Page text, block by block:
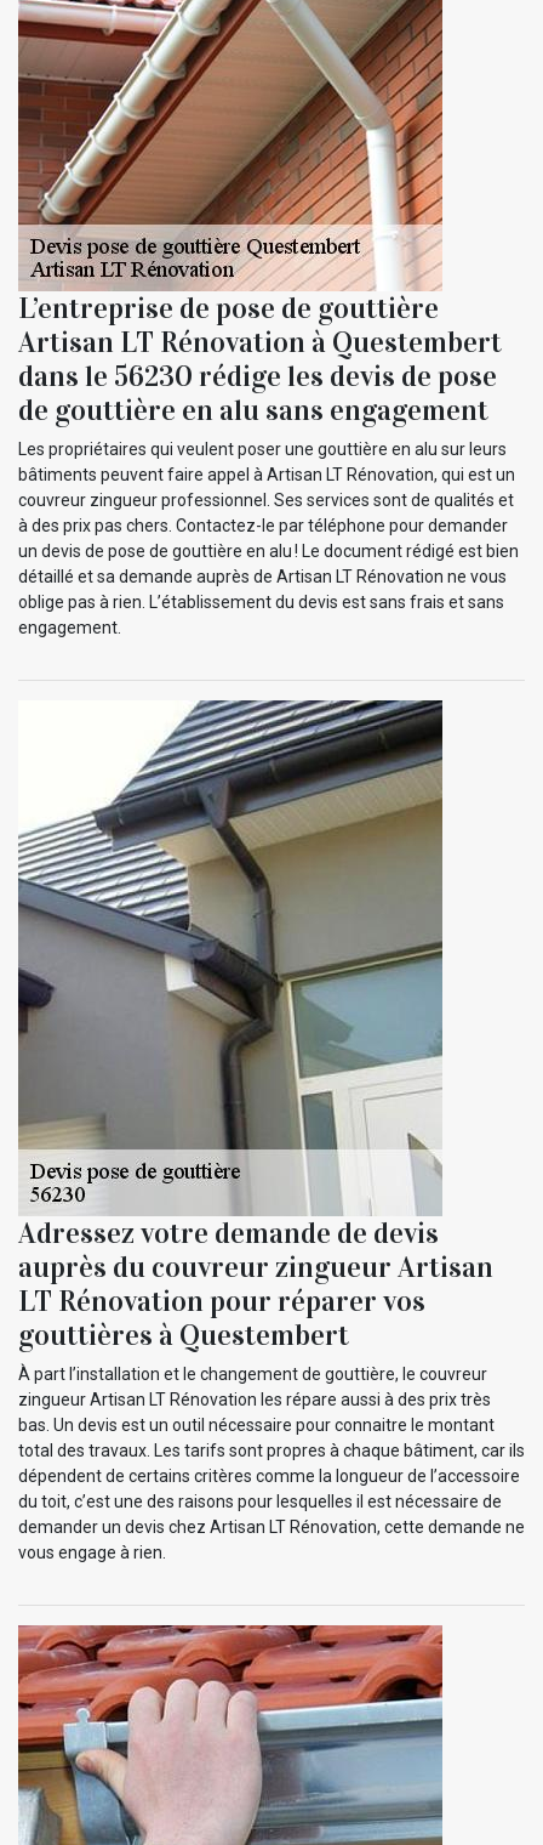
L’entreprise de pose de gouttière
Artisan LT Rénovation à Questembert
dans le 56230 rédige les devis de pose
de gouttière en alu sans engagement
Les propriétaires qui veulent poser une gouttière en alu sur leurs
bâtiments peuvent faire appel à Artisan LT Rénovation, qui est un
couvreur zingueur professionnel. Ses services sont de qualités et
à des prix pas chers. Contactez-le par téléphone pour demander
un devis de pose de gouttière en alu ! Le document rédigé est bien
détaillé et sa demande auprès de Artisan LT Rénovation ne vous
oblige pas à rien. L’établissement du devis est sans frais et sans
engagement.
Adressez votre demande de devis
auprès du couvreur zingueur Artisan
LT Rénovation pour réparer vos
gouttières à Questembert
À part l’installation et le changement de gouttière, le couvreur
zingueur Artisan LT Rénovation les répare aussi à des prix très
bas. Un devis est un outil nécessaire pour connaitre le montant
total des travaux. Les tarifs sont propres à chaque bâtiment, car ils
dépendent de certains critères comme la longueur de l’accessoire
du toit, c’est une des raisons pour lesquelles il est nécessaire de
demander un devis chez Artisan LT Rénovation, cette demande ne
vous engage à rien.